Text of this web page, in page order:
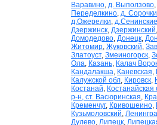
Варавино, д. Выползово,
Переделкино, д.
д.Ожерелки,
Дзержинск, Дзержинский,
Домодедово, Донецк,
Житомир, Жуковский,
Златоуст, Змеиногорск,
Ола, Казань, Калач
Кандалакша, Каневская,
Калужской обл, Кировск,
Костанай, Костанайская
р-н, ст. Васюринская,
Кременчуг, Кривошеино,
Кузьмоловский,
Дулево, Липецк,